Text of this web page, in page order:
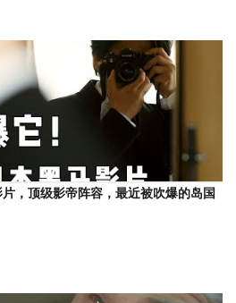
，顶级影帝阵容，最近被吹爆的岛国